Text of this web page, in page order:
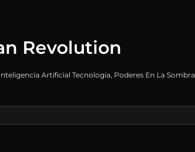
Revolution
Artificial Tecnologia, Poderes En La Sombra